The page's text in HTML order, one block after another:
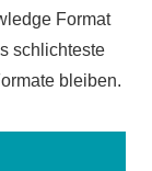
Format
schlichteste
bleiben.